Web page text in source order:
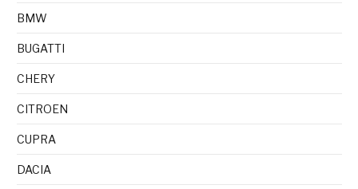
BMW
BUGATTI
CHERY
CITROEN
CUPRA
DACIA